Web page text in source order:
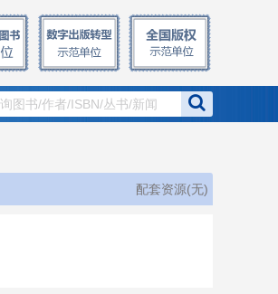
配套资源(无)